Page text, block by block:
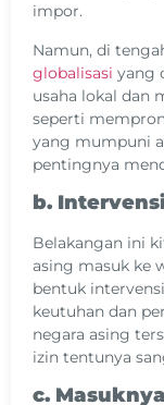
impor.
Namun, di
globalisasi yang
usaha lokal dan
seperti
yang mumpuni
pentingnya
b.
Belakangan ini
asing masuk ke
bentuk
keutuhan dan
negara asing
izin tentunya
c.